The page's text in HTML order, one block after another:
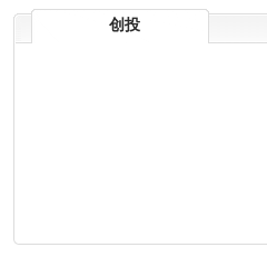
创投